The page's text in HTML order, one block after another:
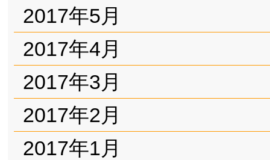
2017年5月
2017年4月
2017年3月
2017年2月
2017年1月